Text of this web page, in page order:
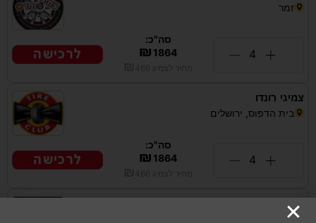
זמר
סה"כ:
₪ 1864 לרכישה
צמיגי רונדו
בית הדפוס, ירושלים
סה"כ:
₪ 1864 לרכישה
צמיגי י.ג. המכוון
בעלי המלאכה 6, ירושלים